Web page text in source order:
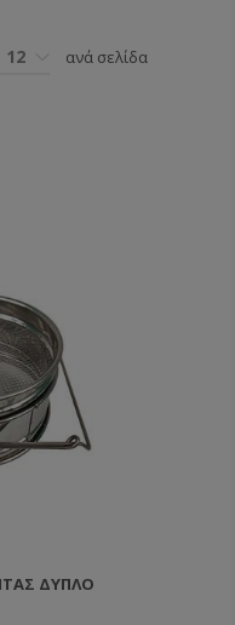
12 ανά σελίδα
ΔΥΠΛΌ